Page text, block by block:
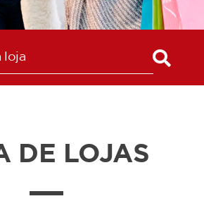
DE LOJAS